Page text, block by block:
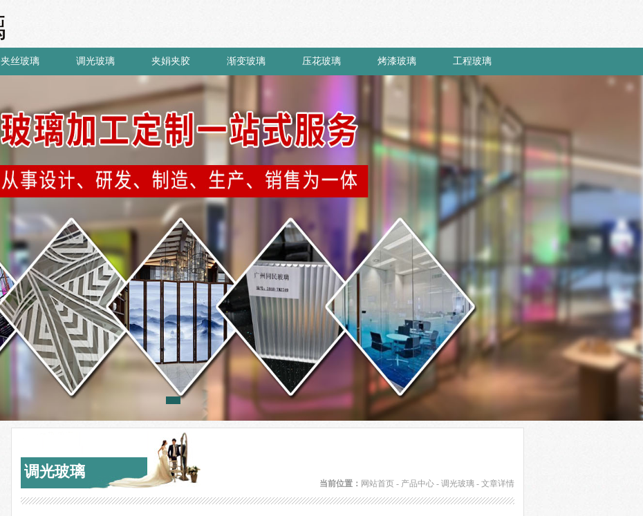
夹丝玻璃 调光玻璃 夹娟夹胶 渐变玻璃 压花玻璃 烤漆玻璃 工程玻璃
当前位置： 网站首页 - 产品中心 - 调光玻璃 - 文章详情
调光玻璃